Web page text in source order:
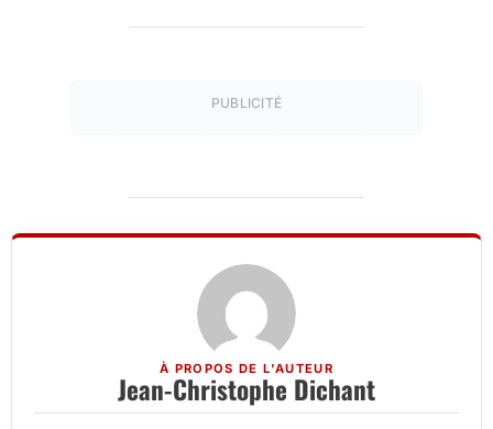
PUBLICITÉ
À PROPOS DE L'AUTEUR
Jean-Christophe Dichant